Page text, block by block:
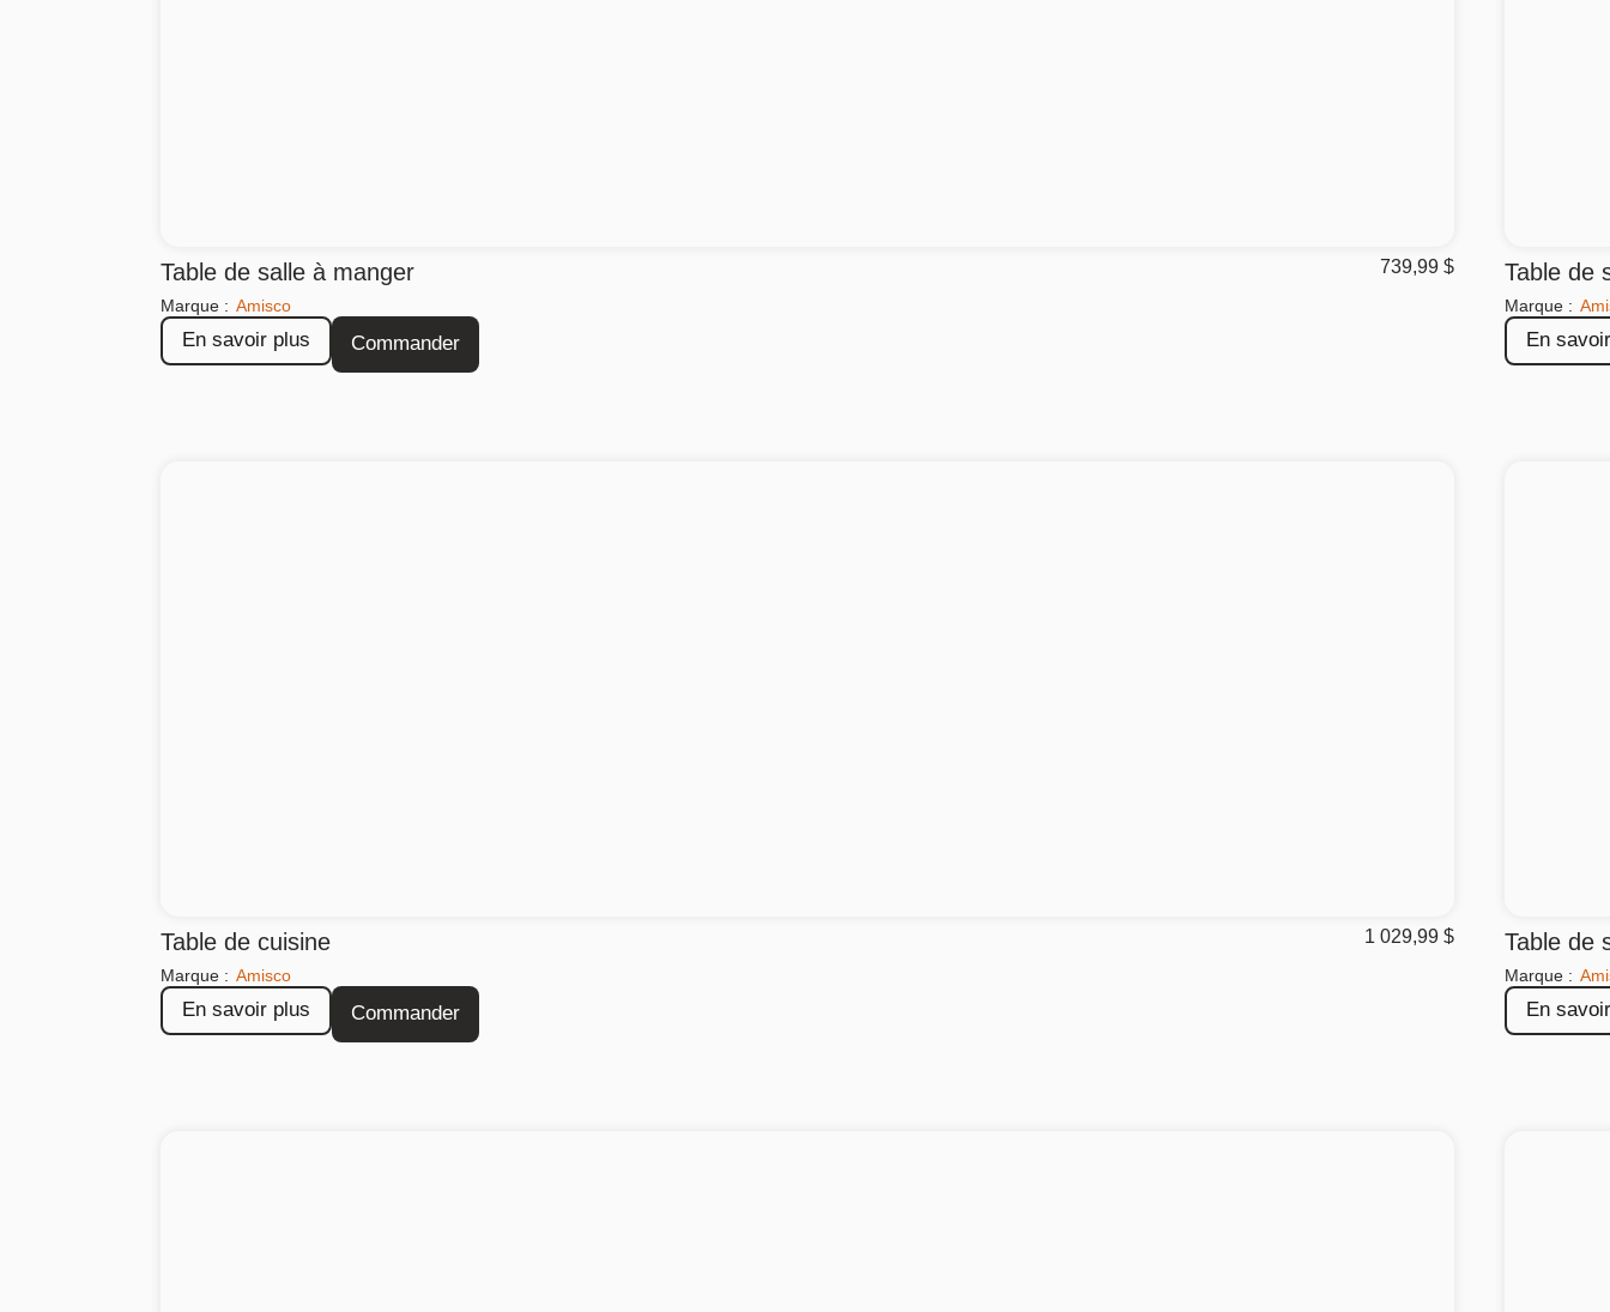
Table de salle à manger
Marque : Amisco
739,99$
En savoir plus Commander
Table de
Marque :
En
Table de cuisine
Marque : Amisco
1 029,99$
En savoir plus Commander
Table de
Marque :
En